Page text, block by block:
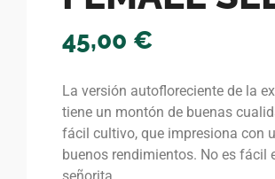
45,00 €
La versión autofloreciente de la
tiene un montón de buenas
fácil cultivo, que impresiona con
buenos rendimientos. No es